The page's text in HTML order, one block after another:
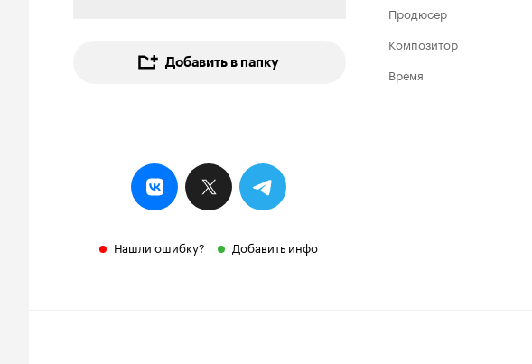
Добавить в папку
Нашли ошибку? Добавить инфо
Продюсер
Композитор
Время